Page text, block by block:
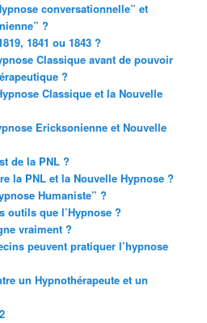
conversationnelle” et
?
1841 ou 1843 ?
Classique avant de pouvoir
?
Classique et la Nouvelle
Ericksonienne et Nouvelle
de la PNL ?
la PNL et la Nouvelle Hypnose ?
Humaniste” ?
outils que l’Hypnose ?
vraiment ?
peuvent pratiquer l’hypnose
un Hypnothérapeute et un